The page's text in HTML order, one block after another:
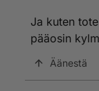
Ja kuten
pääosin
Äänestä